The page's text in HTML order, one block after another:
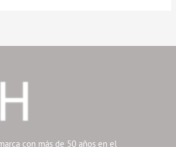
con más de 50 años en el